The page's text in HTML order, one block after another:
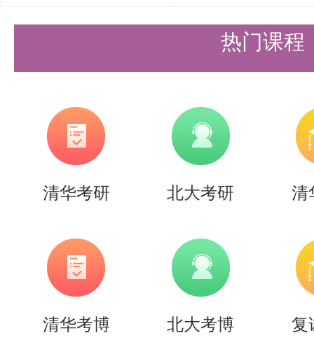
实战营、清北冲刺营，更有清北
清北。
更多清北考研备考资料及清北考
盛世清北老师。
热门课程
清华考研 北大考研 清
清华考博 北大考博 复